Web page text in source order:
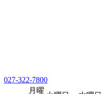
027-322-7800
月曜